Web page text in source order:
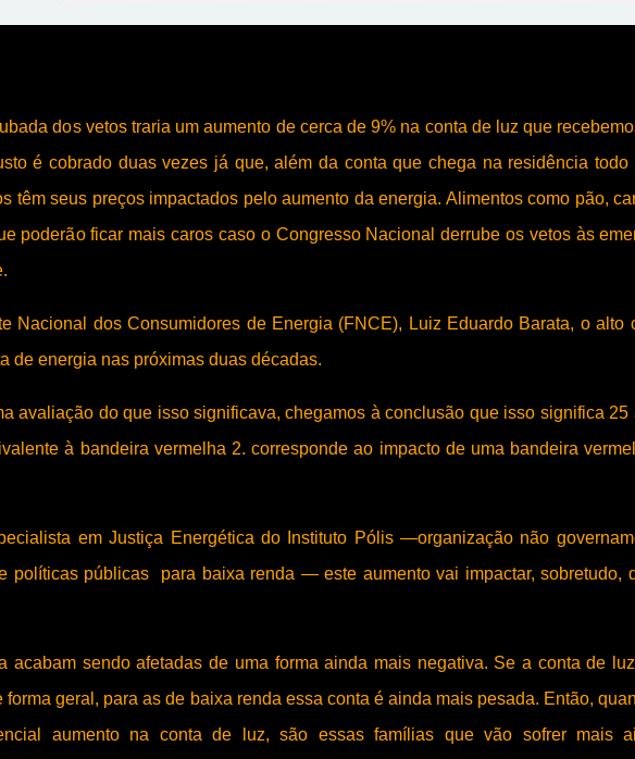
dos vetos traria um aumento de cerca de 9% na conta de luz que
é cobrado duas vezes já que, além da conta que chega na residência todo
têm seus preços impactados pelo aumento da energia. Alimentos como pão,
poderão ficar mais caros caso o Congresso Nacional derrube os vetos às
Nacional dos Consumidores de Energia (FNCE), Luiz Eduardo Barata, o alto
de energia nas próximas duas décadas.
avaliação do que isso significava, chegamos à conclusão que isso significa 25
à bandeira vermelha 2. corresponde ao impacto de uma bandeira
em Justiça Energética do Instituto Pólis —organização não
políticas públicas para baixa renda — este aumento vai impactar, sobretudo,
acabam sendo afetadas de uma forma ainda mais negativa. Se a conta de
forma geral, para as de baixa renda essa conta é ainda mais pesada. Então,
aumento na conta de luz, são essas famílias que vão sofrer mais